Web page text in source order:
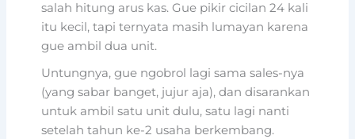
salah hitung arus kas. Gue pikir cicilan 24 kali
itu kecil, tapi ternyata masih lumayan karena
gue ambil dua unit.
Untungnya, gue ngobrol lagi sama sales-nya
(yang sabar banget, jujur aja), dan disarankan
untuk ambil satu unit dulu, satu lagi nanti
setelah tahun ke-2 usaha berkembang.